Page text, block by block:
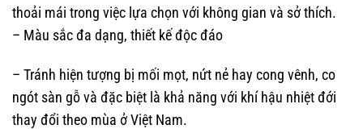
thoải mái trong việc lựa chọn với không gian và sở thích.
– Màu sắc đa dạng, thiết kế độc đáo
– Tránh hiện tượng bị mối mọt, nứt nẻ hay cong vênh, co
ngót sàn gỗ và đặc biệt là khả năng với khí hậu nhiệt đới
thay đổi theo mùa ở Việt Nam.